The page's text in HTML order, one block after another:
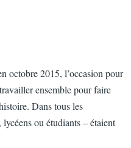
octobre 2015, l’occasion pour
ensemble pour faire
Dans tous les
ou étudiants – étaient